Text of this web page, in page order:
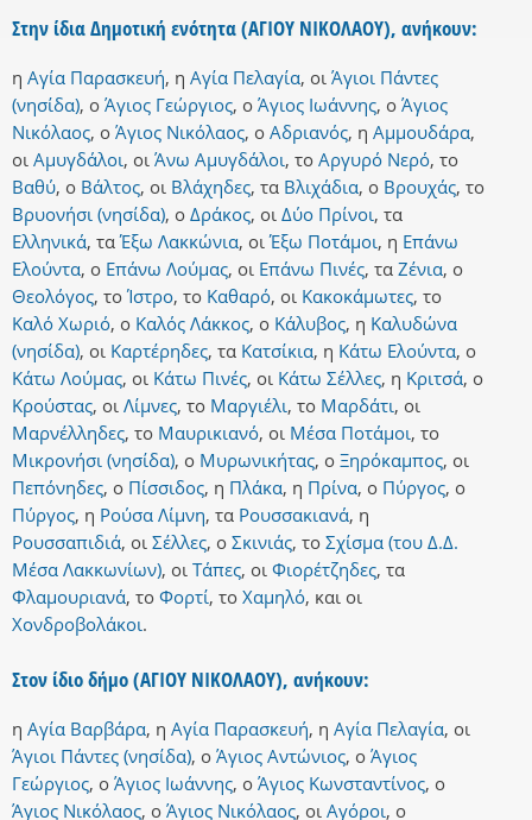
Στην ίδια Δημοτική ενότητα (ΑΓΙΟΥ ΝΙΚΟΛΑΟΥ), ανήκουν:
η Αγία Παρασκευή, η Αγία Πελαγία, οι Άγιοι Πάντες
(νησίδα), ο Άγιος Γεώργιος, ο Άγιος Ιωάννης, ο Άγιος
Νικόλαος, ο Άγιος Νικόλαος, ο Αδριανός, η Αμμουδάρα,
οι Αμυγδάλοι, οι Άνω Αμυγδάλοι, το Αργυρό Νερό, το
Βαθύ, ο Βάλτος, οι Βλάχηδες, τα Βλιχάδια, ο Βρουχάς, το
Βρυονήσι (νησίδα), ο Δράκος, οι Δύο Πρίνοι, τα
Ελληνικά, τα Έξω Λακκώνια, οι Έξω Ποτάμοι, η Επάνω
Ελούντα, ο Επάνω Λούμας, οι Επάνω Πινές, τα Ζένια, ο
Θεολόγος, το Ίστρο, το Καθαρό, οι Κακοκάμωτες, το
Καλό Χωριό, ο Καλός Λάκκος, ο Κάλυβος, η Καλυδώνα
(νησίδα), οι Καρτέρηδες, τα Κατσίκια, η Κάτω Ελούντα, ο
Κάτω Λούμας, οι Κάτω Πινές, οι Κάτω Σέλλες, η Κριτσά, ο
Κρούστας, οι Λίμνες, το Μαργιέλι, το Μαρδάτι, οι
Μαρνέλληδες, το Μαυρικιανό, οι Μέσα Ποτάμοι, το
Μικρονήσι (νησίδα), ο Μυρωνικήτας, ο Ξηρόκαμπος, οι
Πεπόνηδες, ο Πίσσιδος, η Πλάκα, η Πρίνα, ο Πύργος, ο
Πύργος, η Ρούσα Λίμνη, τα Ρουσσακιανά, η
Ρουσσαπιδιά, οι Σέλλες, ο Σκινιάς, το Σχίσμα (του Δ.Δ.
Μέσα Λακκωνίων), οι Τάπες, οι Φιορέτζηδες, τα
Φλαμουριανά, το Φορτί, το Χαμηλό, και οι
Χονδροβολάκοι.
Στον ίδιο δήμο (ΑΓΙΟΥ ΝΙΚΟΛΑΟΥ), ανήκουν:
η Αγία Βαρβάρα, η Αγία Παρασκευή, η Αγία Πελαγία, οι
Άγιοι Πάντες (νησίδα), ο Άγιος Αντώνιος, ο Άγιος
Γεώργιος, ο Άγιος Ιωάννης, ο Άγιος Κωνσταντίνος, ο
Άγιος Νικόλαος, ο Άγιος Νικόλαος, οι Αγόροι, ο